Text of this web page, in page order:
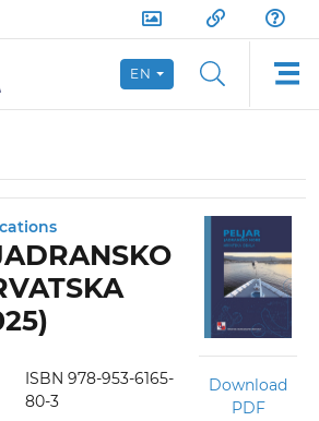
EN
ISBN 978-953-6165-
80-3
Download
PDF